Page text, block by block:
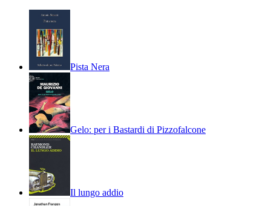
Pista Nera
Gelo: per i Bastardi di Pizzofalcone
Il lungo addio